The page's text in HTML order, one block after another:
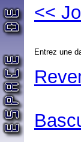
<<
Entrez une